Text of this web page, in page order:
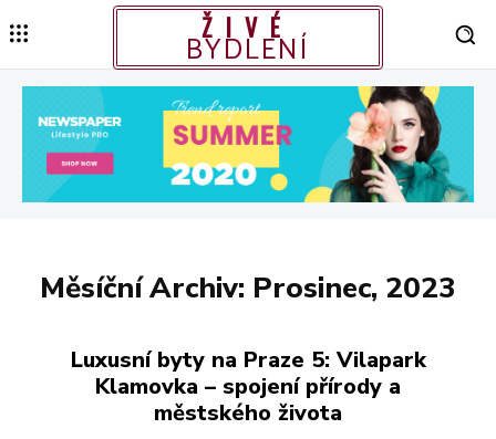
ŽIVÉ
BYDLENÍ
Měsíční Archiv: Prosinec, 2023
Luxusní byty na Praze 5: Vilapark
Klamovka – spojení přírody a
městského života